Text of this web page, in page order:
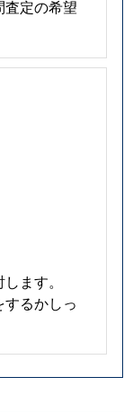
査定の希望
ます。
るかしっ